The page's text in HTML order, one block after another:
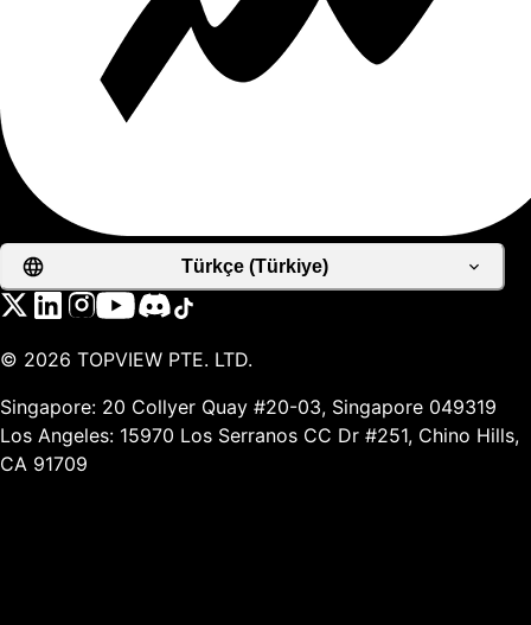
Türkçe (Türkiye)
© 2026 TOPVIEW PTE. LTD.
Singapore: 20 Collyer Quay #20-03, Singapore 049319
Los Angeles: 15970 Los Serranos CC Dr #251, Chino Hills,
CA 91709